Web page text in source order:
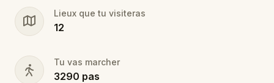
Lieux que tu visiteras
12
Tu vas marcher
3290 pas